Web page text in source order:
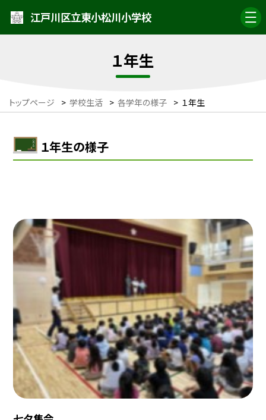
江戸川区立東小松川小学校
１年生
トップページ > 学校生活 > 各学年の様子 > １年生
１年生の様子